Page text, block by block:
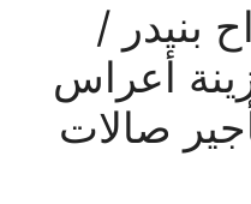
بنيدر /
/ زينة أعراس
صالات